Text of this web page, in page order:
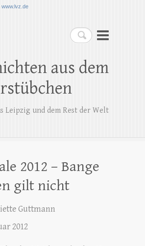
www.lvz.de
Suchen
aus dem
Leipzig und dem Rest der Welt
2012 – Bange
gilt nicht
Guttmann
2012